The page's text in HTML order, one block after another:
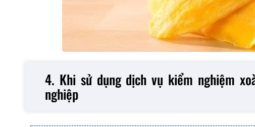
4. Khi sử dụng dịch vụ kiểm nghiệm
nghiệp